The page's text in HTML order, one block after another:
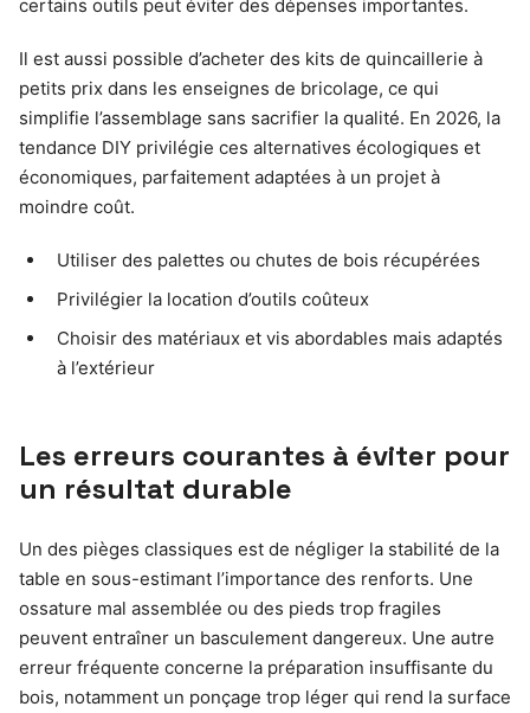
certains outils peut éviter des dépenses importantes.
Il est aussi possible d’acheter des kits de quincaillerie à
petits prix dans les enseignes de bricolage, ce qui
simplifie l’assemblage sans sacrifier la qualité. En 2026, la
tendance DIY privilégie ces alternatives écologiques et
économiques, parfaitement adaptées à un projet à
moindre coût.
Utiliser des palettes ou chutes de bois récupérées
Privilégier la location d’outils coûteux
Choisir des matériaux et vis abordables mais adaptés
à l’extérieur
Les erreurs courantes à éviter pour
un résultat durable
Un des pièges classiques est de négliger la stabilité de la
table en sous-estimant l’importance des renforts. Une
ossature mal assemblée ou des pieds trop fragiles
peuvent entraîner un basculement dangereux. Une autre
erreur fréquente concerne la préparation insuffisante du
bois, notamment un ponçage trop léger qui rend la surface